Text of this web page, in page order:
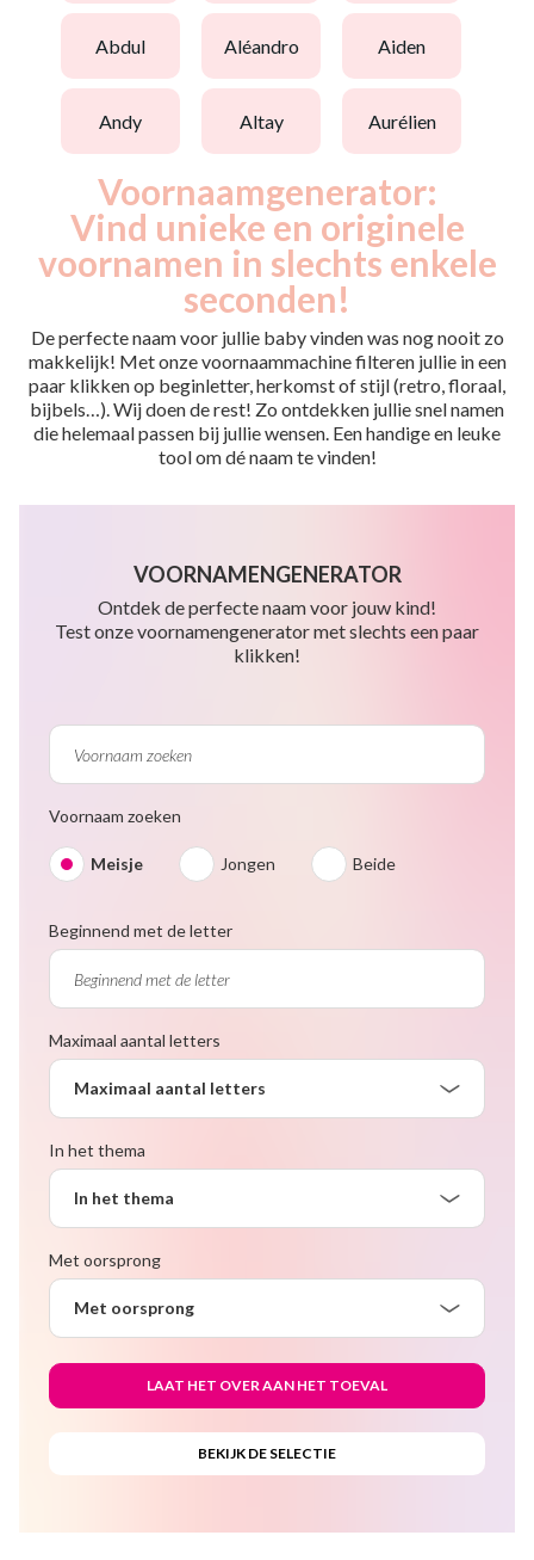
abdul aléandro aiden
andy altay aurélien
Voornaamgenerator:
Vind unieke en originele
voornamen in slechts enkele
seconden!
De perfecte naam voor jullie baby vinden was nog nooit zo
makkelijk! Met onze voornaammachine filteren jullie in een
paar klikken op beginletter, herkomst of stijl (retro, floraal,
bijbels…). Wij doen de rest! Zo ontdekken jullie snel namen
die helemaal passen bij jullie wensen. Een handige en leuke
tool om dé naam te vinden!
VOORNAMENGENERATOR
Ontdek de perfecte naam voor jouw kind!
Test onze voornamengenerator met slechts een paar
klikken!
Voornaam zoeken
Meisje Jongen Beide
Beginnend met de letter
Maximaal aantal letters
Maximaal aantal letters
In het thema
In het thema
Met oorsprong
Met oorsprong